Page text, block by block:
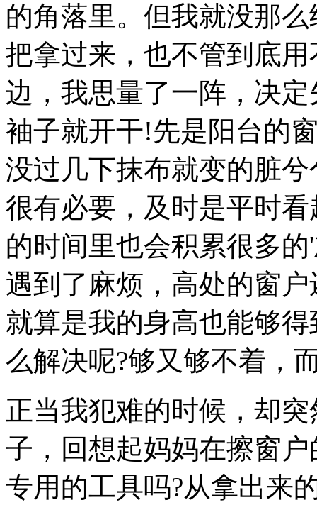
的角落里。但我就没那
把拿过来，也不管到底
边，我思量了一阵，决
袖子就开干!先是阳台的
没过几下抹布就变的脏
很有必要，及时是平时
的时间里也会积累很多
遇到了麻烦，高处的窗
就算是我的身高也能够
么解决呢?够又够不着，
正当我犯难的时候，却
子，回想起妈妈在擦窗
专用的工具吗?从拿出来